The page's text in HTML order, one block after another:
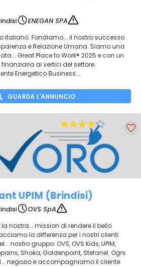
ENEGAN SPA
italiano. Fondiamo... il nostro successo
e Relazione Umana. Siamo una
Great Place to Work® 2025 e con un
ai vertici del settore.
Energetico Business...
GUARDA L'ANNUNCIO
UPIM (Brindisi)
OVS SpA
nostra... mission di rendere il bello
la differenza per i nostri clienti
nostro gruppo: OVS, OVS Kids, UPIM,
Shaka, Goldenpoint, Stefanel. Ogni
negozio e accompagniamo il cliente